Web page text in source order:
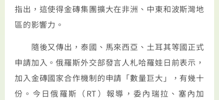
指出，這使得金磚集團擴大在非洲、中東和波斯灣地
區的影響力。
隨後又傳出，泰國、馬來西亞、土耳其等國正式
申請加入。俄羅斯外交部發言人札哈羅娃日前表示，
加入金磚國家合作機制的申請「數量巨大」，有幾十
份。今日俄羅斯（RT）報導，委內瑞拉、塞內加